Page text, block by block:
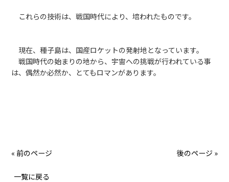
これらの技術は、戦国時代により、培われたものです。
現在、種子島は、国産ロケットの発射地となっています。
戦国時代の始まりの地から、宇宙への挑戦が行われている事
は、偶然か必然か、とてもロマンがあります。
« 前のページ 後のページ »
一覧に戻る